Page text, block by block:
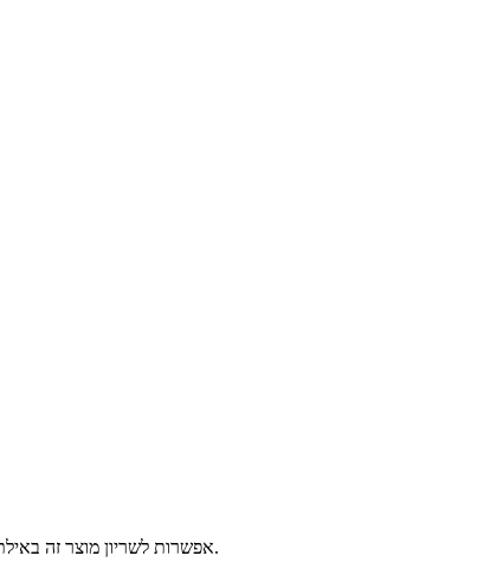
אפשרות לשריון מוצר זה באילת בכל מרכזי השירות של פלאפון, 2-14 ימי עסקים לפני הגעתך לאילת. יש לבחור נקודה לאיסוף ומועד איסוף, המוצרים יישמרו עבורך עד 3 ימים עסקים נוספים.